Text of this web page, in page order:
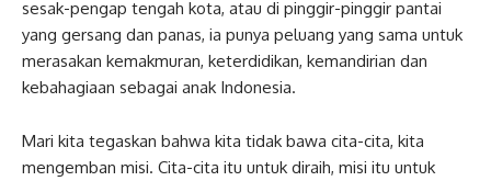
sesak-pengap tengah kota, atau di pinggir-pinggir pantai
yang gersang dan panas, ia punya peluang yang sama untuk
merasakan kemakmuran, keterdidikan, kemandirian dan
kebahagiaan sebagai anak Indonesia.
Mari kita tegaskan bahwa kita tidak bawa cita-cita, kita
mengemban misi. Cita-cita itu untuk diraih, misi itu untuk